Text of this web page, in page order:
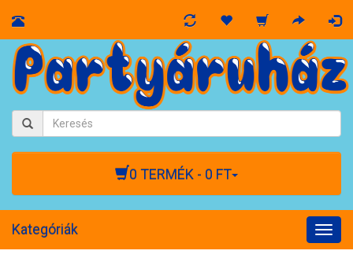
0 TERMÉK - 0 FT
Kategóriák